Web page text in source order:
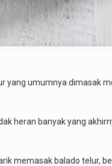
yang umumnya dimasak
heran banyak yang
memasak balado telur,